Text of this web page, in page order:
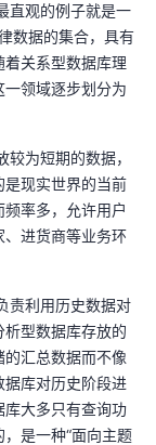
观的例子就是一
数据的集合，具有
关系型数据库理
领域逐步划分为
为短期的数据，
现实世界的当前
率多，允许用户
进货商等业务环
利用历史数据对
型数据库存放的
汇总数据而不像
库对历史阶段进
大多只有查询功
是一种“面向主题